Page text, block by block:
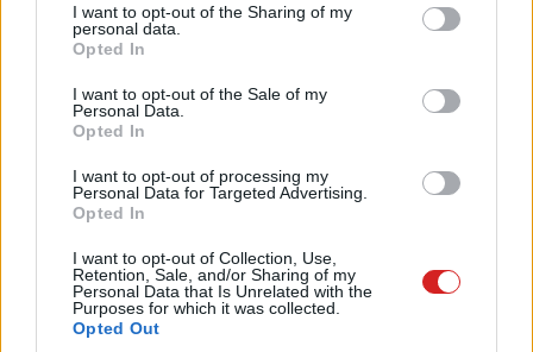
not limited to your visit or usage behaviour. You may click to
grant or deny consent to Google and its third-party tags to
use your data for below specified purposes in below Google
consent section.
I want to opt-out of the Sharing of my
personal data.
Opted In
I want to opt-out of the Sale of my
Personal Data.
Opted In
I want to opt-out of processing my
Personal Data for Targeted Advertising.
Opted In
I want to opt-out of Collection, Use,
Retention, Sale, and/or Sharing of my
Personal Data that Is Unrelated with the
Purposes for which it was collected.
Opted Out
és M.2-es formában is léteznek, addig a 2 TB-os modell
kizárólag 2,5 hüvelykes kiadásban lesz vihető.
A maximális szekvenciális olvasási és írási sebességek
520 és 500 MB per másodperces értékeken alakulnak. A
véletlenszerű olvasásnál 79 000, írásnál 50 000. A
meghajtóra 5 év garancia jár, a vételára pedig 695,5
dollár lesz.